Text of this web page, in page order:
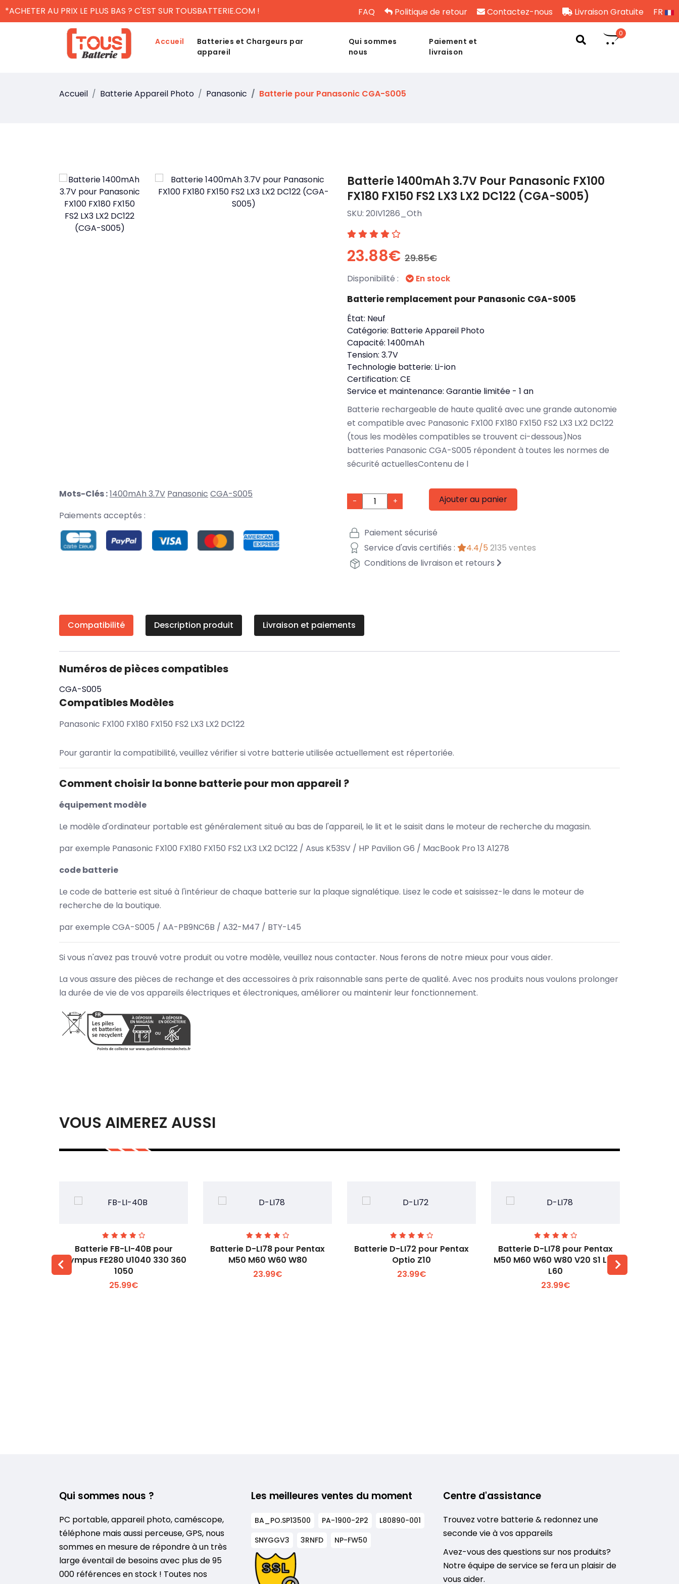
*ACHETER AU PRIX LE PLUS BAS ? C'EST SUR TOUSBATTERIE.COM ! FAQ Politique de retour Contactez-nous Livraison Gratuite FR
Accueil
Batteries et Chargeurs par
appareil
Qui sommes
nous
Paiement et
livraison
0
Accueil Batterie Appareil Photo Panasonic Batterie pour Panasonic CGA-S005
Mots-Clés :1400mAh 3.7V Panasonic CGA-S005
Paiements acceptés :
Batterie 1400mAh 3.7V Pour Panasonic FX100
FX180 FX150 FS2 LX3 LX2 DC122 (CGA-S005)
SKU: 20IV1286_Oth
23.88€ 29.85€
Disponibilité : En stock
Batterie remplacement pour Panasonic CGA-S005
État: Neuf
Catégorie: Batterie Appareil Photo
Capacité: 1400mAh
Tension: 3.7V
Technologie batterie: Li-ion
Certification: CE
Service et maintenance: Garantie limitée - 1 an
Batterie rechargeable de haute qualité avec une grande autonomie
et compatible avec Panasonic FX100 FX180 FX150 FS2 LX3 LX2 DC122
(tous les modèles compatibles se trouvent ci-dessous)Nos
batteries Panasonic CGA-S005 répondent à toutes les normes de
sécurité actuellesContenu de l
- + Ajouter au panier
Paiement sécurisé
Service d'avis certifiés :
4.4/5 2135 ventes
Conditions de livraison et retours
Compatibilité Description produit Livraison et paiements
Numéros de pièces compatibles
CGA-S005
Compatibles Modèles
Panasonic FX100 FX180 FX150 FS2 LX3 LX2 DC122
Pour garantir la compatibilité, veuillez vérifier si votre batterie utilisée actuellement est répertoriée.
Comment choisir la bonne batterie pour mon appareil ?
équipement modèle
Le modèle d'ordinateur portable est généralement situé au bas de l'appareil, le lit et le saisit dans le moteur de recherche du magasin.
par exemple Panasonic FX100 FX180 FX150 FS2 LX3 LX2 DC122 / Asus K53SV / HP Pavilion G6 / MacBook Pro 13 A1278
code batterie
Le code de batterie est situé à l'intérieur de chaque batterie sur la plaque signalétique. Lisez le code et saisissez-le dans le moteur de
recherche de la boutique.
par exemple CGA-S005 / AA-PB9NC6B / A32-M47 / BTY-L45
Si vous n'avez pas trouvé votre produit ou votre modèle, veuillez nous contacter. Nous ferons de notre mieux pour vous aider.
La vous assure des pièces de rechange et des accessoires à prix raisonnable sans perte de qualité. Avec nos produits nous voulons prolonger
la durée de vie de vos appareils électriques et électroniques, améliorer ou maintenir leur fonctionnement.
VOUS AIMEREZ AUSSI
Voir plus +
Batterie FB-LI-40B pour
Olympus FE280 U1040 330 360
1050
25.99€
Voir plus +
Batterie D-LI78 pour Pentax
M50 M60 W60 W80
23.99€
Voir plus +
Batterie D-LI72 pour Pentax
Optio Z10
23.99€
Voir plus +
Batterie D-LI78 pour Pentax
M50 M60 W60 W80 V20 S1 L50
L60
23.99€
Qui sommes nous ?
PC portable, appareil photo, caméscope,
téléphone mais aussi perceuse, GPS, nous
sommes en mesure de répondre à un très
large éventail de besoins avec plus de 95
000 références en stock ! Toutes nos
Les meilleures ventes du moment
BA_PO.SP13500 PA-1900-2P2
L80890-001
SNYGGV3
3RNFD NP-FW50
Centre d'assistance
Trouvez votre batterie & redonnez une
seconde vie à vos appareils
Avez-vous des questions sur nos produits?
Notre équipe de service se fera un plaisir de
vous aider.